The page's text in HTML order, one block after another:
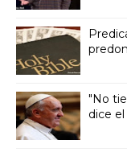
"No
dice